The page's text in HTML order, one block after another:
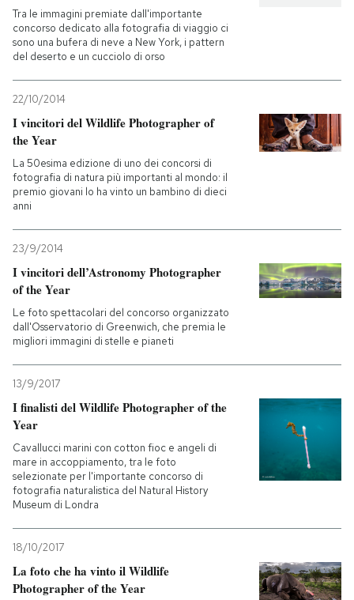
Tra le immagini premiate dall'importante
concorso dedicato alla fotografia di viaggio ci
sono una bufera di neve a New York, i pattern
del deserto e un cucciolo di orso
22/10/2014
I vincitori del Wildlife Photographer of
the Year
La 50esima edizione di uno dei concorsi di
fotografia di natura più importanti al mondo: il
premio giovani lo ha vinto un bambino di dieci
anni
23/9/2014
I vincitori dell’Astronomy Photographer
of the Year
Le foto spettacolari del concorso organizzato
dall'Osservatorio di Greenwich, che premia le
migliori immagini di stelle e pianeti
13/9/2017
I finalisti del Wildlife Photographer of the
Year
Cavallucci marini con cotton fioc e angeli di
mare in accoppiamento, tra le foto
selezionate per l'importante concorso di
fotografia naturalistica del Natural History
Museum di Londra
18/10/2017
La foto che ha vinto il Wildlife
Photographer of the Year